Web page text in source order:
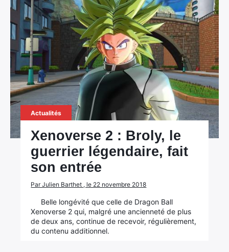
Actualités
Xenoverse 2 : Broly, le
guerrier légendaire, fait
son entrée
Par Julien Barthet , le 22 novembre 2018
Belle longévité que celle de Dragon Ball
Xenoverse 2 qui, malgré une ancienneté de plus
de deux ans, continue de recevoir, régulièrement,
du contenu additionnel.